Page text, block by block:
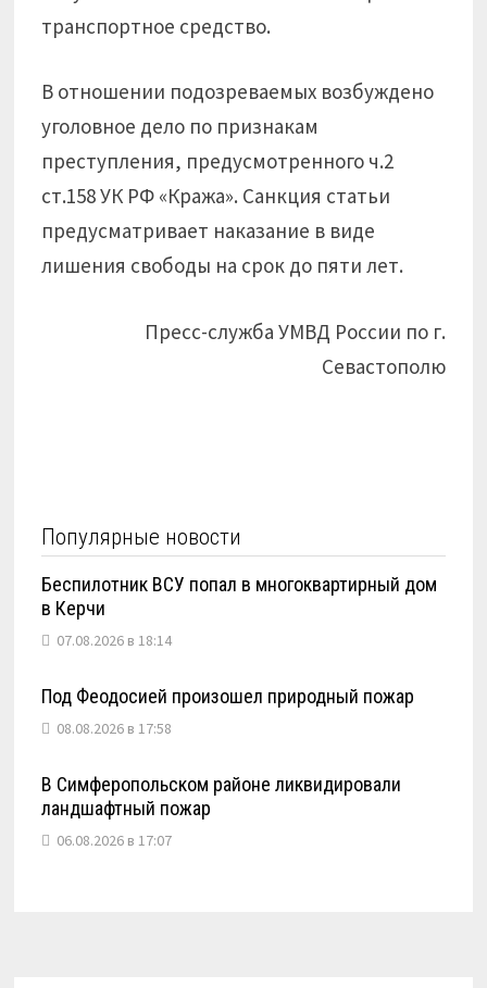
транспортное средство.
В отношении подозреваемых возбуждено
уголовное дело по признакам
преступления, предусмотренного ч.2
ст.158 УК РФ «Кража». Санкция статьи
предусматривает наказание в виде
лишения свободы на срок до пяти лет.
Пресс-служба УМВД России по г.
Севастополю
Популярные новости
Беспилотник ВСУ попал в многоквартирный дом
в Керчи
07.08.2026 в 18:14
Под Феодосией произошел природный пожар
08.08.2026 в 17:58
В Симферопольском районе ликвидировали
ландшафтный пожар
06.08.2026 в 17:07